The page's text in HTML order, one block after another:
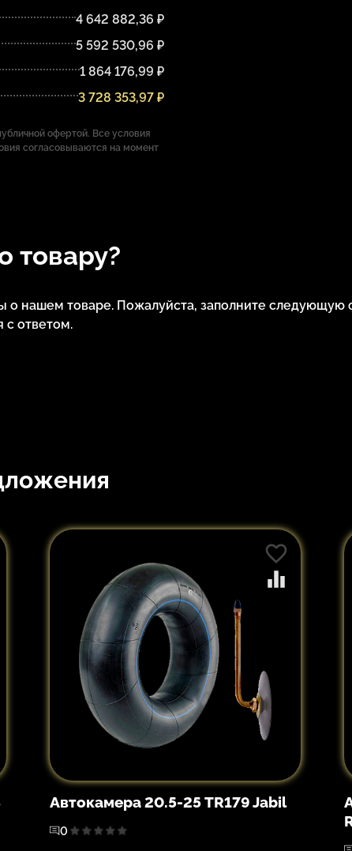
4 642 882,36 ₽
5 592 530,96 ₽
1 864 176,99 ₽
3 728 353,97 ₽
офертой. Все условия
согласовываются на момент
товару?
о нашем товаре. Пожалуйста, заполните следующую
ответом.
Автокамера 20.5-25 TR179 Jabil
0